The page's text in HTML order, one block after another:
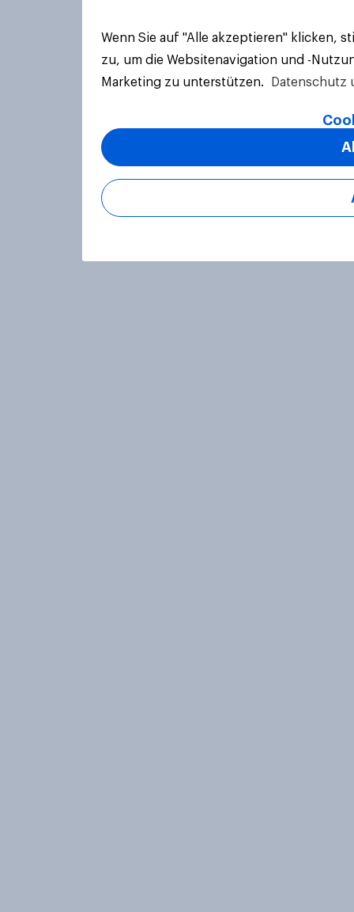
Wenn Sie auf "Alle akzeptieren" klicken,
zu, um die Websitenavigation und -
Marketing zu unterstützen.
Datenschutz